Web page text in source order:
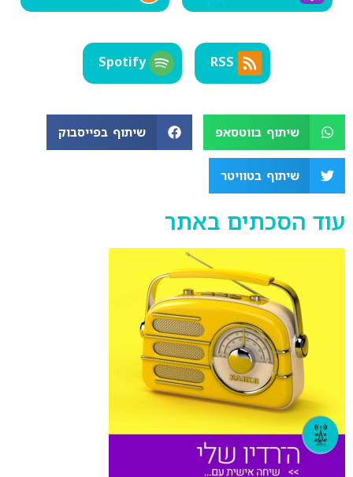
EMBED
RSS
Spotify
שיתוף בווטסאפ שיתוף בפייסבוק
שיתוף בטוויטר
עוד הסכתים באתר